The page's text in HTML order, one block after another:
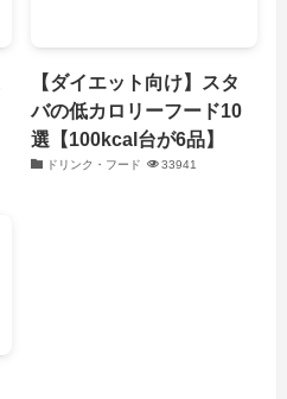
【ダイエット向け】スタ
バの低カロリーフード10
選【100kcal台が6品】
ドリンク・フード 33941